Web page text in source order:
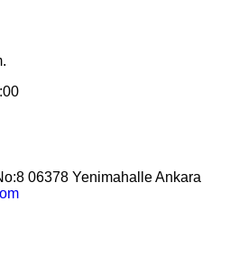
06378 Yenimahalle Ankara